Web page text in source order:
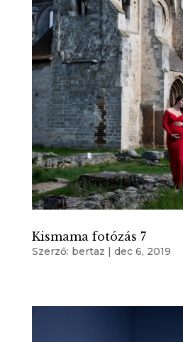
Kismama fotózás 7
Szerző: bertaz dec 6, 2019